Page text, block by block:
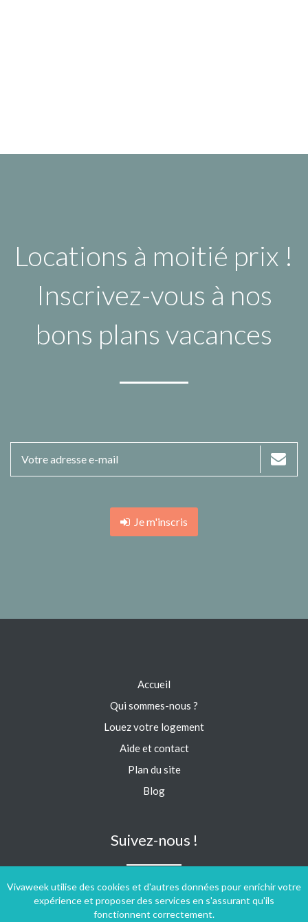
Locations à moitié prix !
Inscrivez-vous à nos
bons plans vacances
Je m'inscris
Vivaweek utilise des cookies et d'autres données pour enrichir votre
expérience et proposer des services en s'assurant qu'ils
fonctionnent correctement.
Accueil
Qui sommes-nous ?
Louez votre logement
Aide et contact
Plan du site
Blog
Suivez-nous !